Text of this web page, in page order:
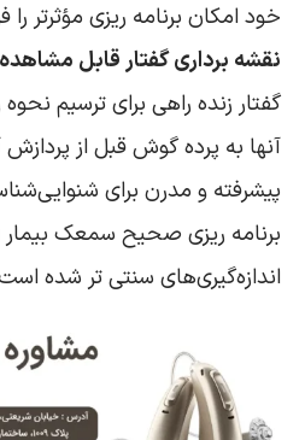
خود امکان برنامه ریزی مؤثرتر را
نقشه برداری گفتار قابل
گفتار زنده راهی برای ترسیم
آنها به پرده گوش قبل از
پیشرفته و مدرن برای
برنامه ریزی صحیح سمعک بیمار
اندازه‌گیری‌های سنتی تر شده